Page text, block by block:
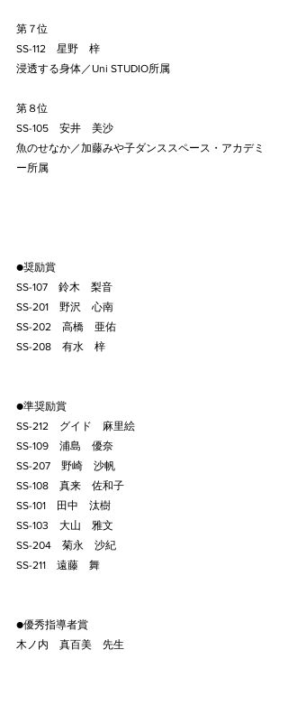
第７位
SS-112    星野　梓
浸透する身体／Uni STUDIO所属
第８位
SS-105    安井　美沙
魚のせなか／加藤みや子ダンススペース・アカデミ
ー所属
●奨励賞
SS-107    鈴木　梨音
SS-201    野沢　心南
SS-202    高橋　亜佑
SS-208    有水　梓
●準奨励賞
SS-212    グイド　麻里絵
SS-109    浦島　優奈
SS-207    野崎　沙帆
SS-108    真来　佐和子
SS-101    田中　汰樹
SS-103    大山　雅文
SS-204    菊永　沙紀
SS-211    遠藤　舞
●優秀指導者賞
​木ノ内　真百美　先生